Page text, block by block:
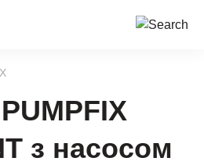
з насосом